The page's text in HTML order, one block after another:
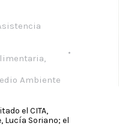
,
Ambiente
el CITA,
Lucía Soriano; el